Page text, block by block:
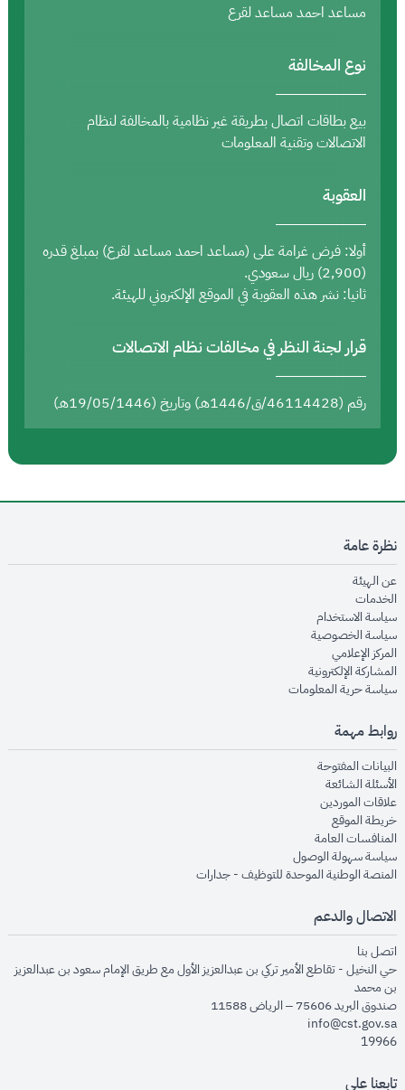
مساعد احمد مساعد لقرع
نوع المخالفة
بيع بطاقات اتصال بطريقة غير نظامية بالمخالفة لنظام
الاتصالات وتقنية المعلومات
العقوبة
أولا: فرض غرامة على (مساعد احمد مساعد لقرع) بمبلغ قدره
(2,900) ريال سعودي.
ثانيا: نشر هذه العقوبة في الموقع الإلكتروني للهيئة.
قرار لجنة النظر في مخالفات نظام الاتصالات
رقم (46114428/ق/1446هـ) وتاريخ (19/05/1446هـ)
نظرة عامة
عن الهيئةopens in new window
الخدماتopens in new window
سياسة الاستخدام
سياسة الخصوصيةopens in new window
المركز الإعلاميopens in new window
المشاركة الإلكترونيةopens in new window
سياسة حرية المعلوماتopens in new window
روابط مهمة
البيانات المفتوحةopens in new window
الأسئلة الشائعةopens in new window
علاقات الموردينopens in new window
خريطة الموقعopens in new window
المنافسات العامةopens in new window
سياسة سهولة الوصولopens in new window
المنصة الوطنية الموحدة للتوظيف - جداراتopens in new window
الاتصال والدعم
اتصل بنا
حي النخيل - تقاطع الأمير تركي بن عبدالعزيز الأول مع طريق الإمام سعود بن عبدالعزيز
بن محمد
صندوق البريد 75606 – الرياض 11588
info@cst.gov.sa
19966
تابعنا على